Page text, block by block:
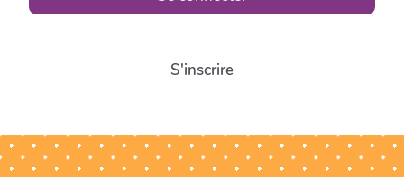
S'inscrire